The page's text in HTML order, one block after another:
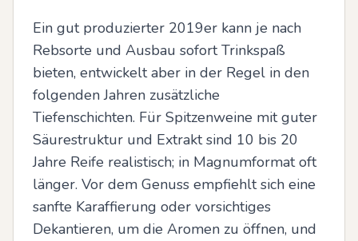
Ein gut produzierter 2019er kann je nach
Rebsorte und Ausbau sofort Trinkspaß
bieten, entwickelt aber in der Regel in den
folgenden Jahren zusätzliche
Tiefenschichten. Für Spitzenweine mit guter
Säurestruktur und Extrakt sind 10 bis 20
Jahre Reife realistisch; in Magnumformat oft
länger. Vor dem Genuss empfiehlt sich eine
sanfte Karaffierung oder vorsichtiges
Dekantieren, um die Aromen zu öffnen, und